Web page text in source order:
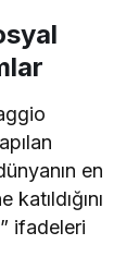
en
ifadeleri